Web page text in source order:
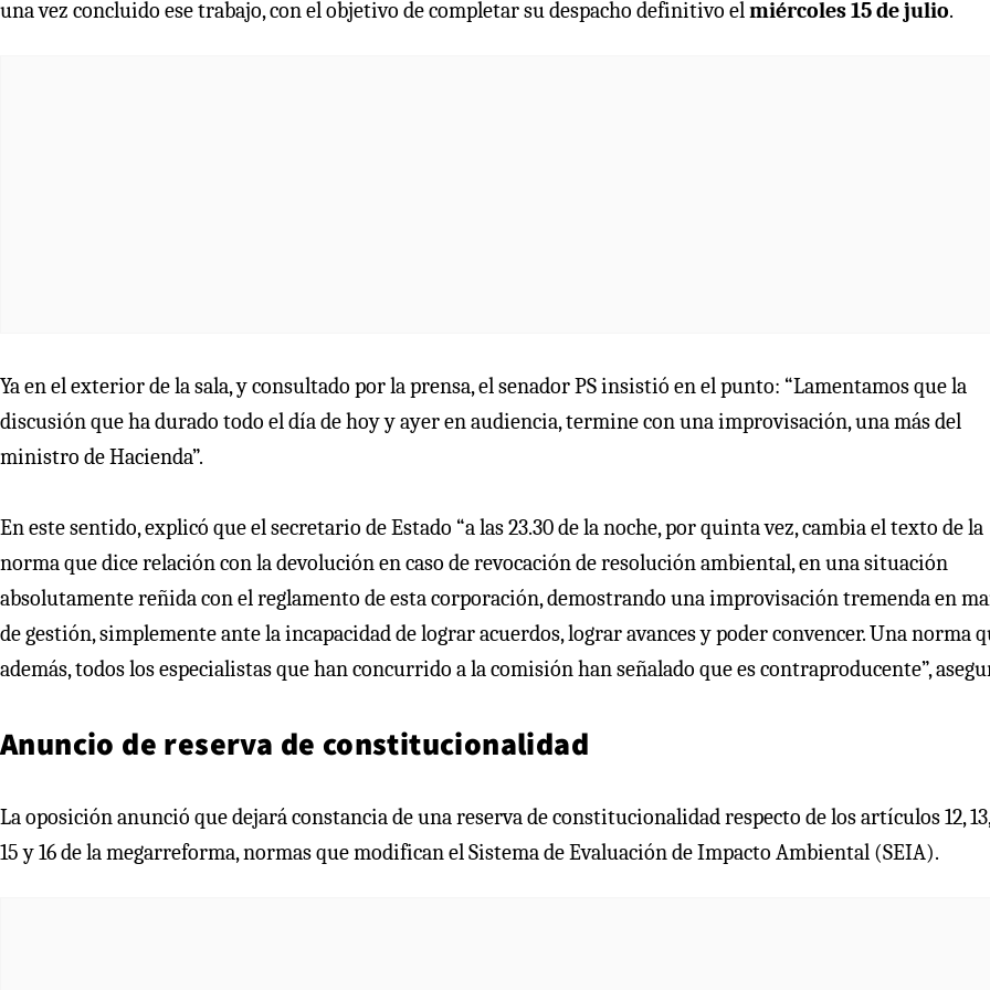
una vez concluido ese trabajo, con el objetivo de completar su despacho definitivo elmiércoles 15 de julio.
Ya en el exterior de la sala, y consultado por la prensa, el senador PS insistió en el punto: “Lamentamos que la
discusión que ha durado todo el día de hoy y ayer en audiencia, termine con una improvisación, una más del
ministro de Hacienda”.
En este sentido, explicó que el secretario de Estado “a las 23.30 de la noche, por quinta vez, cambia el texto de la
norma que dice relación con la devolución en caso de revocación de resolución ambiental, en una situación
absolutamente reñida con el reglamento de esta corporación, demostrando una improvisación tremenda en
de gestión, simplemente ante la incapacidad de lograr acuerdos, lograr avances y poder convencer. Una norma
además, todos los especialistas que han concurrido a la comisión han señalado que es contraproducente”,
Anuncio de reserva de constitucionalidad
La oposición anunció que dejará constancia de una reserva de constitucionalidad respecto de los artículos 12, 13,
15 y 16 de la megarreforma, normas que modifican el Sistema de Evaluación de Impacto Ambiental (SEIA).